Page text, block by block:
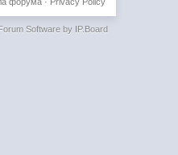
Software by IP.Board